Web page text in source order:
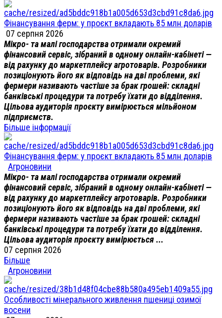
Фінансування ферм: у проєкт вкладають 85 млн доларів
07 серпня 2026
Мікро- та малі господарства отримали окремий
фінансовий сервіс, зібраний в одному онлайн-кабінеті —
від рахунку до маркетплейсу агротоварів. Розробники
позиціонують його як відповідь на дві проблеми, які
фермери називають частіше за брак грошей: складні
банківські процедури та потребу їхати до відділення.
Цільова аудиторія проєкту вимірюється мільйоном
підприємств.
Більше інформації
Фінансування ферм: у проєкт вкладають 85 млн доларів
Агроновини
Мікро- та малі господарства отримали окремий
фінансовий сервіс, зібраний в одному онлайн-кабінеті —
від рахунку до маркетплейсу агротоварів. Розробники
позиціонують його як відповідь на дві проблеми, які
фермери називають частіше за брак грошей: складні
банківські процедури та потребу їхати до відділення.
Цільова аудиторія проєкту вимірюється ...
07 серпня 2026
Більше
Агроновини
Особливості мінерального живлення пшениці озимої
восени